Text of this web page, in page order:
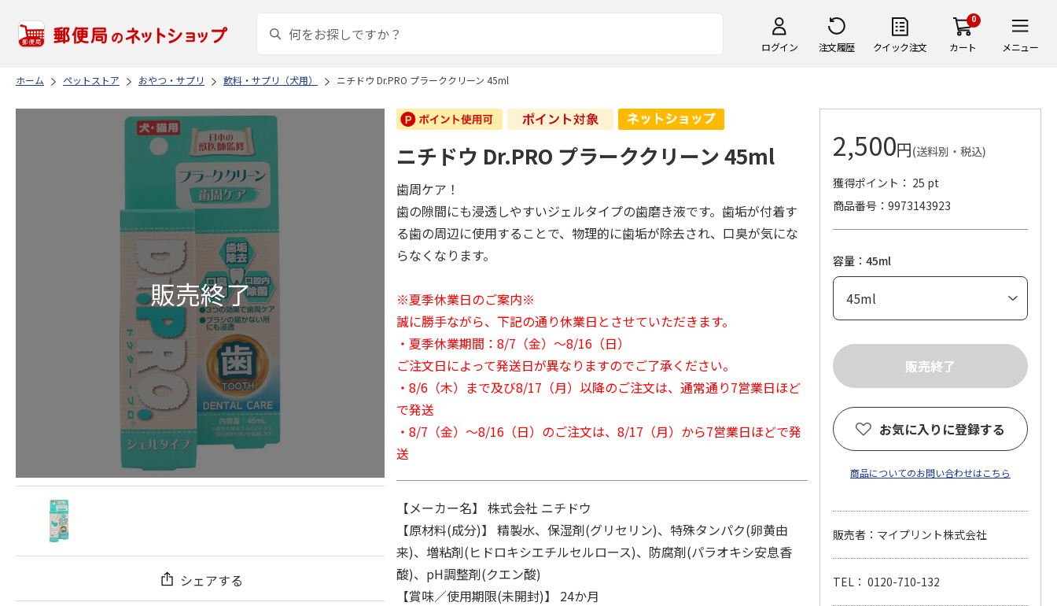
ログイン 注文履歴 クイック注文
0
カート メニュー
ホーム ペットストア おやつ・サプリ 飲料・サプリ（犬用） ニチドウ Dr.PRO プラーククリーン 45ml
シェアする
ニチドウ Dr.PRO プラーククリーン 45ml
歯周ケア！
歯の隙間にも浸透しやすいジェルタイプの歯磨き液です。歯垢が付着す
る歯の周辺に使用することで、物理的に歯垢が除去され、口臭が気にな
らなくなります。
※夏季休業日のご案内※
誠に勝手ながら、下記の通り休業日とさせていただきます。
・夏季休業期間：8/7（金）～8/16（日）
ご注文日によって発送日が異なりますのでご了承ください。
・8/6（木）まで及び8/17（月）以降のご注文は、通常通り7営業日ほど
で発送
・8/7（金）～8/16（日）のご注文は、8/17（月）から7営業日ほどで発
送
【メーカー名】 株式会社 ニチドウ
【原材料(成分)】 精製水、保湿剤(グリセリン)、特殊タンパク(卵黄由
来)、増粘剤(ヒドロキシエチルセルロース)、防腐剤(パラオキシ安息香
酸)、pH調整剤(クエン酸)
【賞味／使用期限(未開封)】 24か月
2,500円(送料別・税込)
獲得ポイント： 25 pt
商品番号
9973143923
容量：45ml
お気に入りに登録する
商品についてのお問い合わせはこちら
販売者：マイプリント株式会社
TEL： 0120-710-132